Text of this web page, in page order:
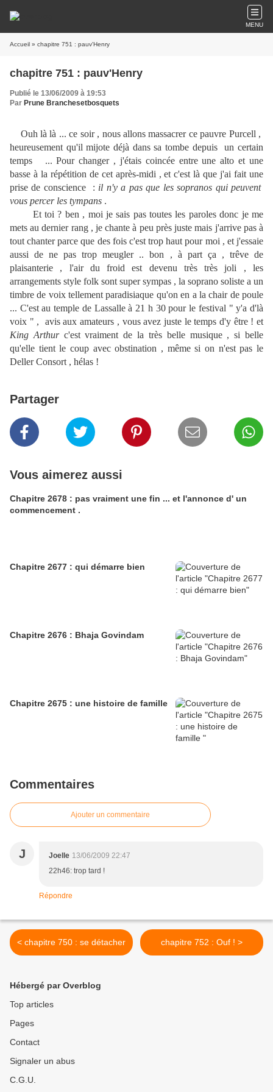
MENU
Accueil » chapitre 751 : pauv'Henry
chapitre 751 : pauv'Henry
Publié le 13/06/2009 à 19:53
Par Prune Branchesetbosquets
Ouh là là ... ce soir , nous allons massacrer ce pauvre Purcell ,
heureusement qu'il mijote déjà dans sa tombe depuis un certain
temps ... Pour changer , j'étais coincée entre une alto et une
basse à la répétition de cet après-midi , et c'est là que j'ai fait une
prise de conscience : il n'y a pas que les sopranos qui peuvent
vous percer les tympans .
Et toi ? ben , moi je sais pas toutes les paroles donc je me
mets au dernier rang , je chante à peu près juste mais j'arrive pas à
tout chanter parce que des fois c'est trop haut pour moi , et j'essaie
aussi de ne pas trop meugler .. bon , à part ça , trêve de
plaisanterie , l'air du froid est devenu très très joli , les
arrangements style folk sont super sympas , la soprano soliste a un
timbre de voix tellement paradisiaque qu'on en a la chair de poule
... C'est au temple de Lassalle à 21 h 30 pour le festival " y'a d'là
voix " , avis aux amateurs , vous avez juste le temps d'y être ! et
King Arthurc'est vraiment de la très belle musique , si belle
qu'elle tient le coup avec obstination , même si on n'est pas le
Deller Consort , hélas !
Partager
Vous aimerez aussi
Chapitre 2678 : pas vraiment une fin ... et l'annonce d' un
commencement .
Chapitre 2677 : qui démarre bien
Chapitre 2676 : Bhaja Govindam
Chapitre 2675 : une histoire de famille
Commentaires
Ajouter un commentaire
J Joelle 13/06/2009 22:47
22h46: trop tard !
Répondre
< chapitre 750 : se détacher chapitre 752 : Ouf ! >
Hébergé par Overblog
Top articles
Pages
Contact
Signaler un abus
C.G.U.